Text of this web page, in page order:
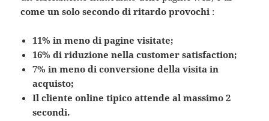
come un solo secondo di ritardo provochi :
11% in meno di pagine visitate;
16% di riduzione nella customer satisfaction;
7% in meno di conversione della visita in
acquisto;
Il cliente online tipico attende al massimo 2
secondi.